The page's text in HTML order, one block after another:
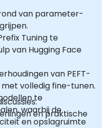
van parameter-
Tuning te
van Hugging Face
van PEFT-
volledig fine-tunen.
te
waarbij de
en opslagruimte
en praktische